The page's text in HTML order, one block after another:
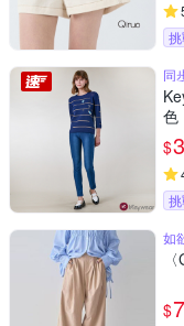
同
色
$
如
$